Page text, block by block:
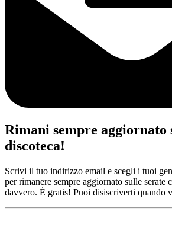
Rimani sempre aggiornato
discoteca!
Scrivi il tuo indirizzo email e scegli i tuoi
per rimanere sempre aggiornato sulle serate
davvero. È gratis! Puoi disiscriverti quando